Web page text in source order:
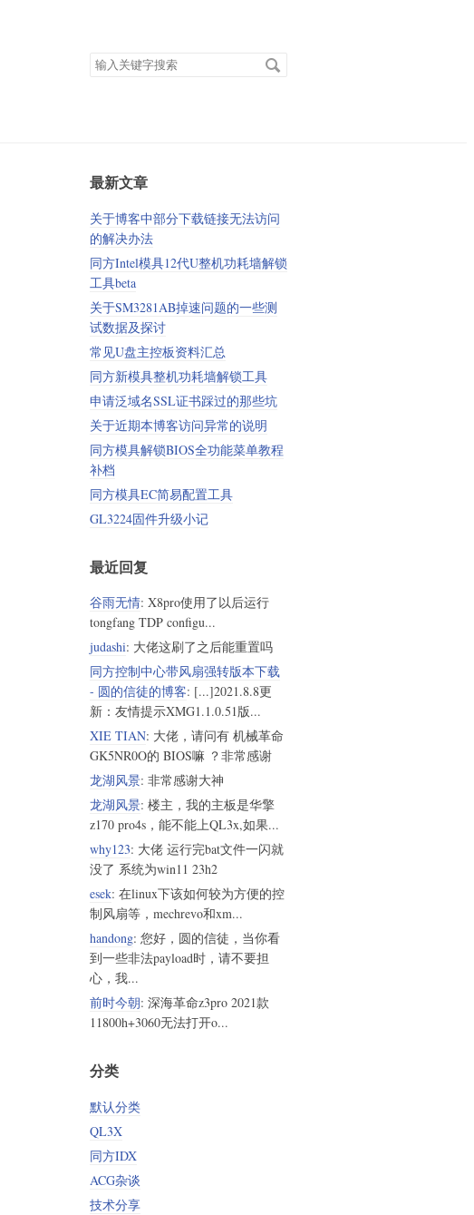
搜
最新文章
关于博客中部分下载链接无法访问
的解决办法
同方Intel模具12代U整机功耗墙解锁
工具beta
关于SM3281AB掉速问题的一些测
试数据及探讨
常见U盘主控板资料汇总
同方新模具整机功耗墙解锁工具
申请泛域名SSL证书踩过的那些坑
关于近期本博客访问异常的说明
同方模具解锁BIOS全功能菜单教程
补档
同方模具EC简易配置工具
GL3224固件升级小记
最近回复
谷雨无情: X8pro使用了以后运行
tongfang TDP configu...
judashi: 大佬这刷了之后能重置吗
同方控制中心带风扇强转版本下载
- 圆的信徒的博客: [...]2021.8.8更
新：友情提示XMG1.1.0.51版...
XIE TIAN: 大佬，请问有 机械革命
GK5NR0O的 BIOS嘛 ？非常感谢
龙湖风景: 非常感谢大神
龙湖风景: 楼主，我的主板是华擎
z170 pro4s，能不能上QL3x,如果...
why123: 大佬 运行完bat文件一闪就
没了 系统为win11 23h2
esek: 在linux下该如何较为方便的控
制风扇等，mechrevo和xm...
handong: 您好，圆的信徒，当你看
到一些非法payload时，请不要担
心，我...
前时今朝: 深海革命z3pro 2021款
11800h+3060无法打开o...
分类
默认分类
QL3X
同方IDX
ACG杂谈
技术分享